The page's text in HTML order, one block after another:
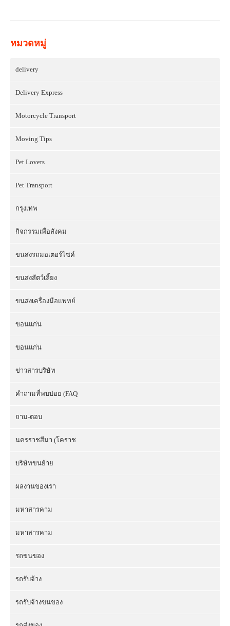
หมวดหมู่
delivery
Delivery Express
Motorcycle Transport
Moving Tips
Pet Lovers
Pet Transport
กรุงเทพ
กิจกรรมเพื่อสังคม
ขนส่งรถมอเตอร์ไซค์
ขนส่งสัตว์เลี้ยง
ขนส่งเครื่องมือแพทย์
ขอนแก่น
ขอนแก่น
ข่าวสารบริษัท
คำถามที่พบบ่อย (FAQ
ถาม-ตอบ
นครราชสีมา (โคราช
บริษัทขนย้าย
ผลงานของเรา
มหาสารคาม
มหาสารคาม
รถขนของ
รถรับจ้าง
รถรับจ้างขนของ